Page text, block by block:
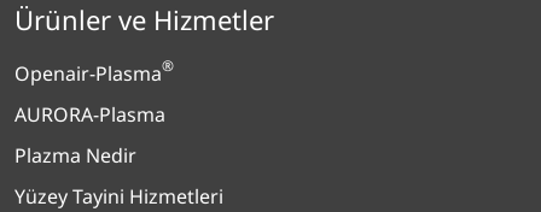
Ürünler ve Hizmetler
Openair-Plasma®
AURORA-Plasma
Plazma Nedir
Yüzey Tayini Hizmetleri